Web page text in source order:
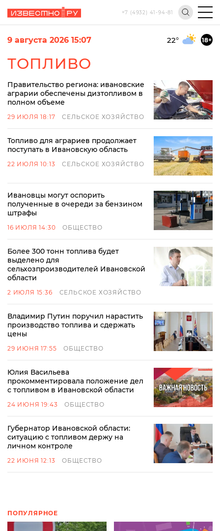
+7 (4932) 41-94-81
9 августа 2026 15:07 22° 18+
ТОПЛИВО
Правительство региона: ивановские
аграрии обеспечены дизтопливом в
полном объеме
29 ИЮЛЯ 18:17 СЕЛЬСКОЕ ХОЗЯЙСТВО
Топливо для аграриев продолжает
поступать в Ивановскую область
22 ИЮЛЯ 10:13 СЕЛЬСКОЕ ХОЗЯЙСТВО
Ивановцы могут оспорить
полученные в очереди за бензином
штрафы
16 ИЮЛЯ 14:30 ОБЩЕСТВО
Более 300 тонн топлива будет
выделено для
сельхозпроизводителей Ивановской
области
2 ИЮЛЯ 15:36 СЕЛЬСКОЕ ХОЗЯЙСТВО
Владимир Путин поручил нарастить
производство топлива и сдержать
цены
29 ИЮНЯ 17:55 ОБЩЕСТВО
Юлия Васильева
прокомментировала положение дел
с топливом в Ивановской области
24 ИЮНЯ 19:43 ОБЩЕСТВО
Губернатор Ивановской области:
ситуацию с топливом держу на
личном контроле
22 ИЮНЯ 12:13 ОБЩЕСТВО
ПОПУЛЯРНОЕ